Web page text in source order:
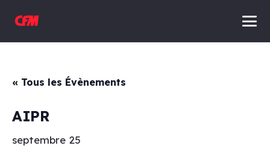
« Tous les Évènements
AIPR
septembre 25